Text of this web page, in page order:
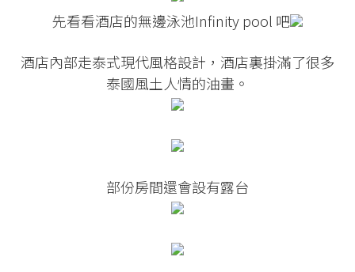
先看看酒店的無邊泳池Infinity pool 吧
酒店內部走泰式現代風格設計，酒店裏掛滿了很多
泰國風土人情的油畫。
部份房間還會設有露台